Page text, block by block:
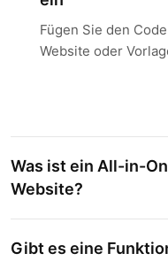
Fügen Sie den
Website oder
Was ist ein All-in-
Website?
Gibt es eine